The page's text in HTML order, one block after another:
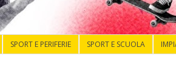
SPORT E PERIFERIE SPORT E SCUOLA